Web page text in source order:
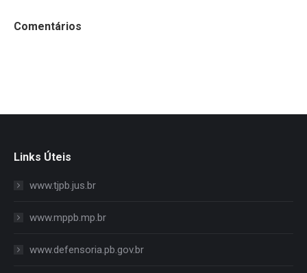
Comentários
Links Úteis
www.tjpb.jus.br
www.mppb.mp.br
www.defensoria.pb.gov.br